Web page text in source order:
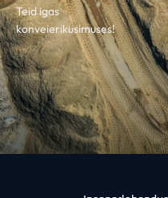
Teid igas
konveieriküsimuses!